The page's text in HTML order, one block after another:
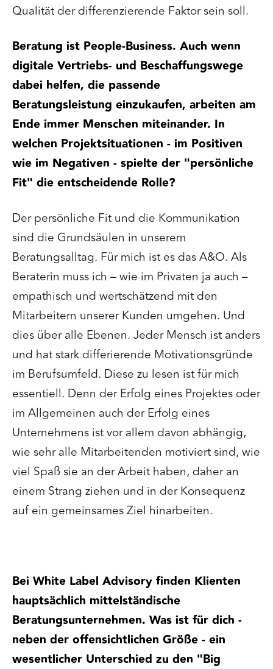
Qualität der differenzierende Faktor sein soll.
Beratung ist People-Business. Auch wenn
digitale Vertriebs- und Beschaffungswege
dabei helfen, die passende
Beratungsleistung einzukaufen, arbeiten am
Ende immer Menschen miteinander. In
welchen Projektsituationen - im Positiven
wie im Negativen - spielte der "persönliche
Fit" die entscheidende Rolle?
Der persönliche Fit und die Kommunikation
sind die Grundsäulen in unserem
Beratungsalltag. Für mich ist es das A&O. Als
Beraterin muss ich – wie im Privaten ja auch –
empathisch und wertschätzend mit den
Mitarbeitern unserer Kunden umgehen. Und
dies über alle Ebenen. Jeder Mensch ist anders
und hat stark differierende Motivationsgründe
im Berufsumfeld. Diese zu lesen ist für mich
essentiell. Denn der Erfolg eines Projektes oder
im Allgemeinen auch der Erfolg eines
Unternehmens ist vor allem davon abhängig,
wie sehr alle Mitarbeitenden motiviert sind, wie
viel Spaß sie an der Arbeit haben, daher an
einem Strang ziehen und in der Konsequenz
auf ein gemeinsames Ziel hinarbeiten.
Bei White Label Advisory finden Klienten
hauptsächlich mittelständische
Beratungsunternehmen. Was ist für dich -
neben der offensichtlichen Größe - ein
wesentlicher Unterschied zu den "Big